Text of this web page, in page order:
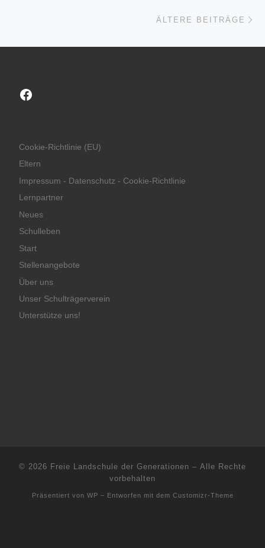
ÄLTERE BEITRÄGE
Facebook
Cookie-Richtlinie (EU)
Eltern
Impressum - Datenschutz - Cookie-Richtlinie
Lernpartner
Neues
Schulleben
Start
Stellenangebote
Über uns
Unser Schulträgerverein
Unterstütze uns!
© 2026 Freie Landschule der Generationen – Alle Rechte
vorbehalten
Präsentiert von WP – Entworfen mit dem Customizr-Theme